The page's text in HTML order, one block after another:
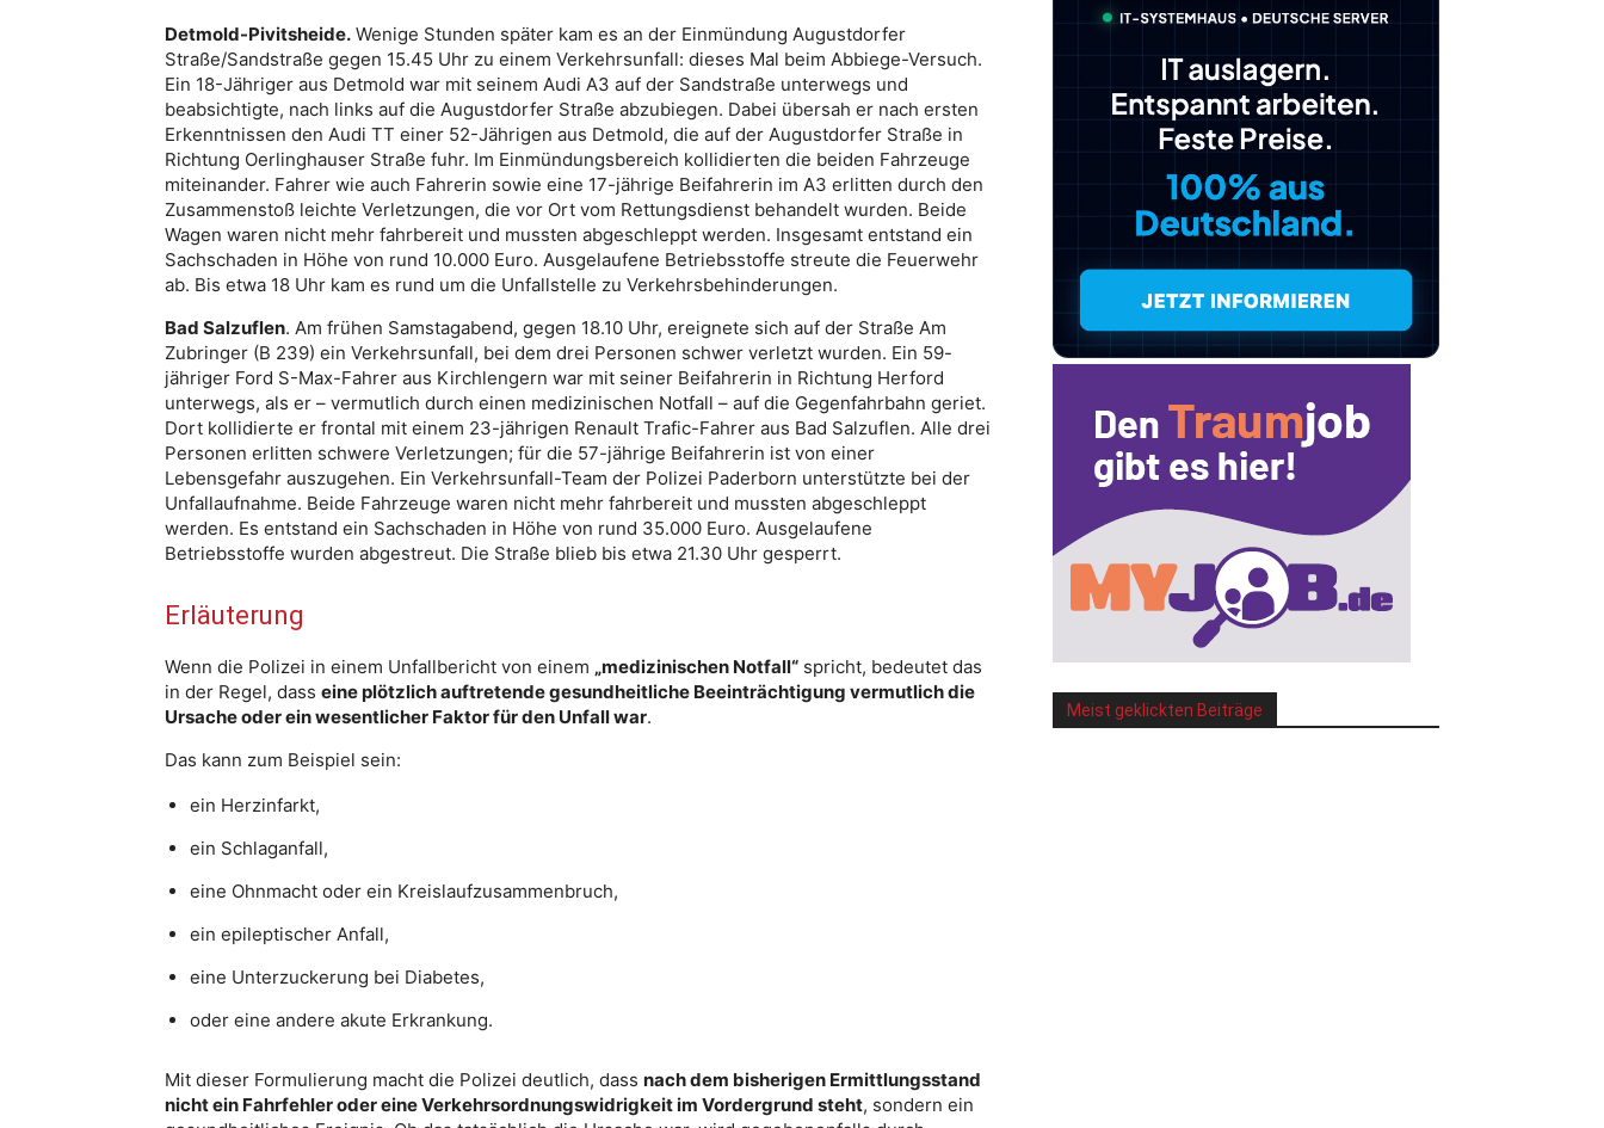
Detmold-Pivitsheide. Wenige Stunden später kam es an der Einmündung Augustdorfer
Straße/Sandstraße gegen 15.45 Uhr zu einem Verkehrsunfall: dieses Mal beim Abbiege-Versuch.
Ein 18-Jähriger aus Detmold war mit seinem Audi A3 auf der Sandstraße unterwegs und
beabsichtigte, nach links auf die Augustdorfer Straße abzubiegen. Dabei übersah er nach ersten
Erkenntnissen den Audi TT einer 52-Jährigen aus Detmold, die auf der Augustdorfer Straße in
Richtung Oerlinghauser Straße fuhr. Im Einmündungsbereich kollidierten die beiden Fahrzeuge
miteinander. Fahrer wie auch Fahrerin sowie eine 17-jährige Beifahrerin im A3 erlitten durch den
Zusammenstoß leichte Verletzungen, die vor Ort vom Rettungsdienst behandelt wurden. Beide
Wagen waren nicht mehr fahrbereit und mussten abgeschleppt werden. Insgesamt entstand ein
Sachschaden in Höhe von rund 10.000 Euro. Ausgelaufene Betriebsstoffe streute die Feuerwehr
ab. Bis etwa 18 Uhr kam es rund um die Unfallstelle zu Verkehrsbehinderungen.
Bad Salzuflen. Am frühen Samstagabend, gegen 18.10 Uhr, ereignete sich auf der Straße Am
Zubringer (B 239) ein Verkehrsunfall, bei dem drei Personen schwer verletzt wurden. Ein 59-
jähriger Ford S-Max-Fahrer aus Kirchlengern war mit seiner Beifahrerin in Richtung Herford
unterwegs, als er – vermutlich durch einen medizinischen Notfall – auf die Gegenfahrbahn geriet.
Dort kollidierte er frontal mit einem 23-jährigen Renault Trafic-Fahrer aus Bad Salzuflen. Alle drei
Personen erlitten schwere Verletzungen; für die 57-jährige Beifahrerin ist von einer
Lebensgefahr auszugehen. Ein Verkehrsunfall-Team der Polizei Paderborn unterstützte bei der
Unfallaufnahme. Beide Fahrzeuge waren nicht mehr fahrbereit und mussten abgeschleppt
werden. Es entstand ein Sachschaden in Höhe von rund 35.000 Euro. Ausgelaufene
Betriebsstoffe wurden abgestreut. Die Straße blieb bis etwa 21.30 Uhr gesperrt.
Erläuterung
Wenn die Polizei in einem Unfallbericht von einem „medizinischen Notfall“ spricht, bedeutet das
in der Regel, dass eine plötzlich auftretende gesundheitliche Beeinträchtigung vermutlich die
Ursache oder ein wesentlicher Faktor für den Unfall war.
Das kann zum Beispiel sein:
ein Herzinfarkt,
ein Schlaganfall,
eine Ohnmacht oder ein Kreislaufzusammenbruch,
ein epileptischer Anfall,
eine Unterzuckerung bei Diabetes,
oder eine andere akute Erkrankung.
Mit dieser Formulierung macht die Polizei deutlich, dass nach dem bisherigen Ermittlungsstand
nicht ein Fahrfehler oder eine Verkehrsordnungswidrigkeit im Vordergrund steht, sondern ein
Meist geklickten Beiträge